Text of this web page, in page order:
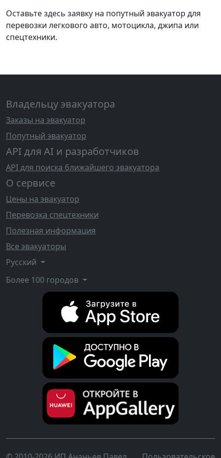
Оставьте здесь заявку на попутный эвакуатор для
перевозки легкового авто, мотоцикла, джипа или
спецтехники.
Владельцу эвакуатора
Заказы на эвакуатор
Попутный эвакуатор
API для AI и разработчиков
API для поиска ближайшего эвакуатора
О сервисе
Цены на эвакуатор
Перевозка спецтехники
Полезная информация
Все эвакуаторы
Русский
Более 100 городов